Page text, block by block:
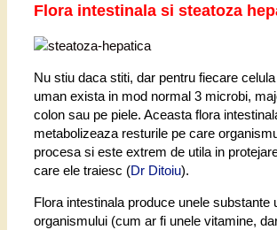
Flora intestinala si steatoza
Nu stiu daca stiti, dar pentru fiecare
uman exista in mod normal 3 microbi,
colon sau pe piele. Aceasta flora
metabolizeaza resturile pe care
procesa si este extrem de utila in
care ele traiesc (Dr Ditoiu).
Flora intestinala produce unele substante
organismului (cum ar fi unele vitamine,